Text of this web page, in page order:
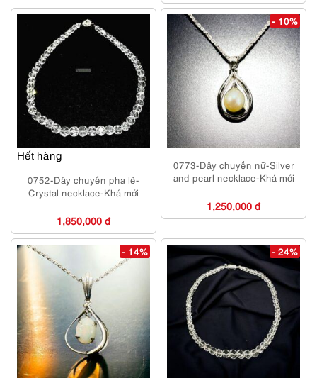
Hết hàng
0752-Dây chuyền pha lê-
Crystal necklace-Khá mới
1,850,000 đ
- 10%
0773-Dây chuyền nữ-Silver
and pearl necklace-Khá mới
1,250,000 đ
- 14% - 24%